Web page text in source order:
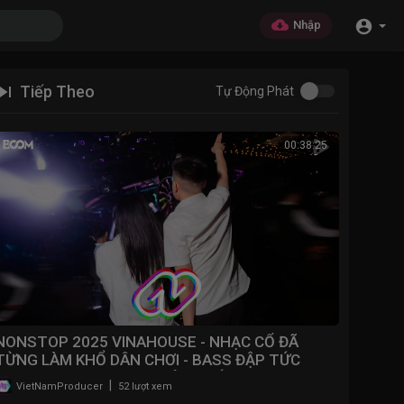
Nhập
Tiếp Theo Tự Động Phát
00:38:25
2025 VINAHOUSE - NHẠC CỔ ĐÃ
LÀM KHỔ DÂN CHƠI - BASS ĐẬP TỨC
- NONSTOP BAY ĐÁM CƯỚI
VietNamProducer 52 lượt xem